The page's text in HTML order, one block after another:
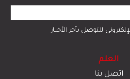
للتوصل بآخر الأخبار
العلم
اتصل بنا